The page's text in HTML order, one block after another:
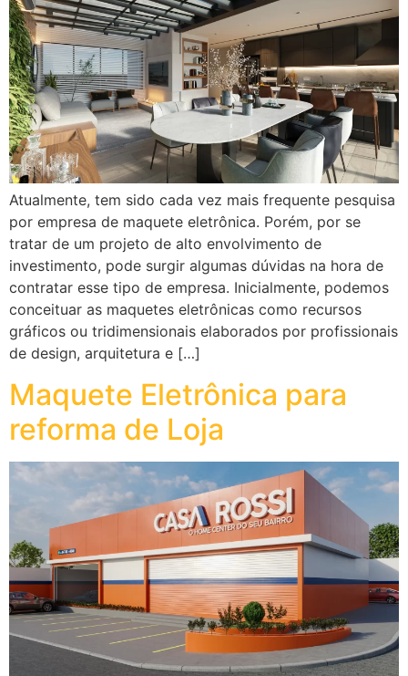
Atualmente, tem sido cada vez mais frequente pesquisa
por empresa de maquete eletrônica. Porém, por se
tratar de um projeto de alto envolvimento de
investimento, pode surgir algumas dúvidas na hora de
contratar esse tipo de empresa. Inicialmente, podemos
conceituar as maquetes eletrônicas como recursos
gráficos ou tridimensionais elaborados por profissionais
de design, arquitetura e […]
Maquete Eletrônica para
reforma de Loja